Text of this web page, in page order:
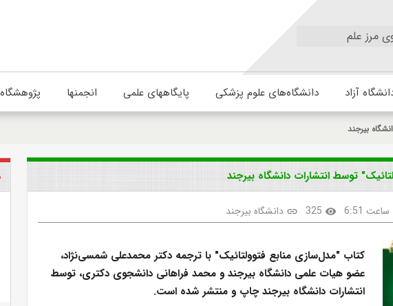
مرز علم
آزاد دانشگاه‌های علوم پزشکی پایگاههای علمی انجمنها
بیرجند
توسط انتشارات دانشگاه بیرجند
visibility
325
link دانشگاه بیرجند
کتاب "مدل‌سازی منابع فتوولتائیک" با ترجمه دکتر محمدعلی شمسی‌نژاد،
عضو هیات علمی دانشگاه بیرجند و محمد فراهانی دانشجوی دکتری، توسط
انتشارات دانشگاه بیرجند چاپ و منتشر شده است.